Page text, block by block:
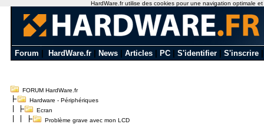
Forum HardWare.fr News Articles PC S'identifier S'inscrire
FORUM HardWare.fr
Hardware - Périphériques
Ecran
Problème grave avec mon LCD
HardWare.fr utilise des cookies pour une navigation optimale